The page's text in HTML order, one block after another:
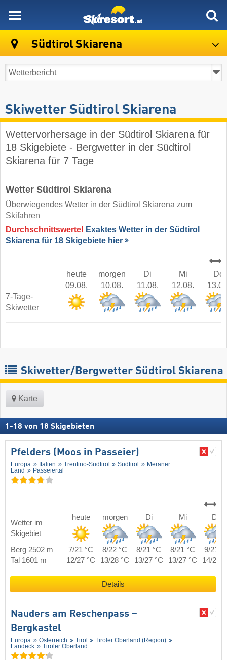
Südtirol Skiarena
Skiwetter Südtirol Skiarena
Wettervorhersage in der Südtirol Skiarena für
18 Skigebiete - Bergwetter in der Südtirol
Skiarena für 7 Tage
Wetter Südtirol Skiarena
Überwiegendes Wetter in der Südtirol Skiarena zum
Skifahren
Durchschnittswerte! Exaktes Wetter in der Südtirol
Skiarena für 18 Skigebiete hier
heute
09.08.
morgen
10.08.
Di
11.08.
Mi
12.08.
Do
7-Tage-
Skiwetter
Skiwetter/Bergwetter Südtirol Skiarena
Karte
1 -18 von 18 Skigebieten
Pfelders (Moos in Passeier)
Europa Italien Trentino-Südtirol Südtirol
Meraner
Land
Passeiertal
Wetter im
Skigebiet
heute morgen Di Mi Do
Berg 2502 m 7/21 °C 8/22 °C 8/21 °C 8/21 °C
9/21
Tal 1601 m
12/27 °C 13/28 °C 13/27 °C 13/27 °C 14/27
Details
Nauders am Reschenpass –
Bergkastel
Europa Österreich Tirol
Tiroler Oberland (Region)
Landeck
Tiroler Oberland